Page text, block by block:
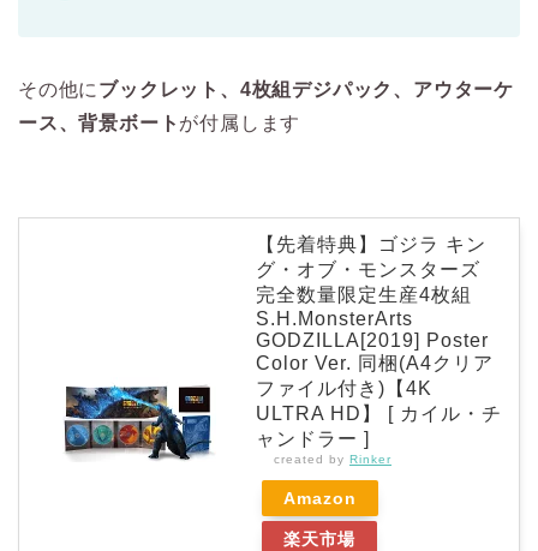
その他にブックレット、4枚組デジパック、アウターケ
ース、背景ボート が付属します
【先着特典】ゴジラ キン
グ・オブ・モンスターズ
完全数量限定生産4枚組
S.H.MonsterArts
GODZILLA[2019] Poster
Color Ver. 同梱(A4クリア
ファイル付き)【4K
ULTRA HD】 [ カイル・チ
ャンドラー ]
created by Rinker
Amazon
楽天市場